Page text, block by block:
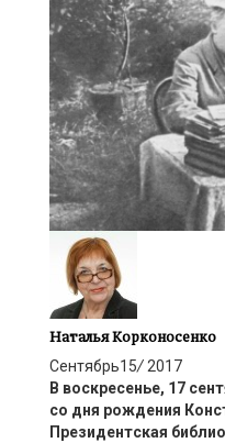
Наталья Корконосенко
Сентябрь15/ 2017
В воскресенье, 17
со дня рождения
Президентская